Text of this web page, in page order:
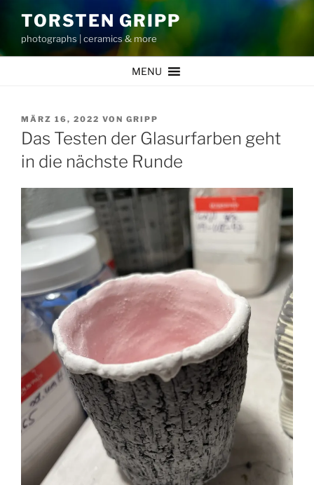
Inhalt
springen
TORSTEN GRIPP
photographs | ceramics & more
MENU
VERÖFFENTLICHT
AM
MÄRZ 16, 2022 VON GRIPP
Das Testen der Glasurfarben geht
in die nächste Runde